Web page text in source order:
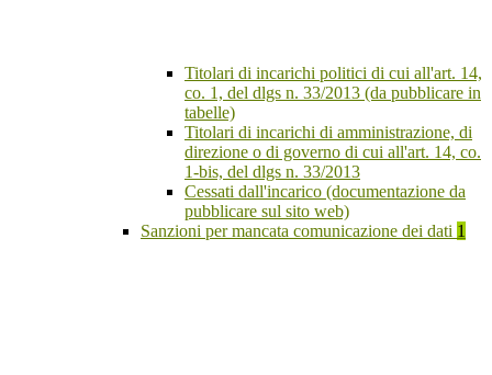
Titolari di incarichi politici di cui all'art. 14,
co. 1, del dlgs n. 33/2013 (da pubblicare in
tabelle)
Titolari di incarichi di amministrazione, di
direzione o di governo di cui all'art. 14, co.
1-bis, del dlgs n. 33/2013
Cessati dall'incarico (documentazione da
pubblicare sul sito web)
Sanzioni per mancata comunicazione dei dati 1